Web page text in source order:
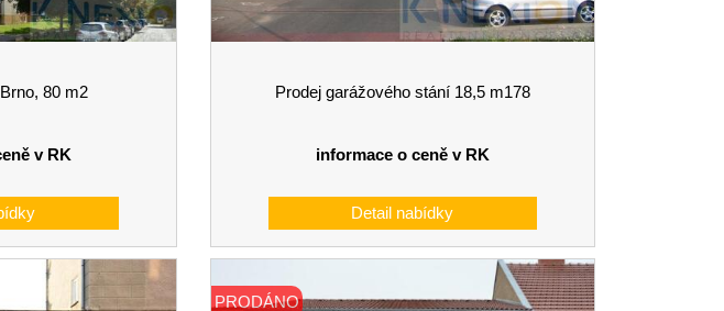
80 m2
v RK
Prodej garážového stání 18,5 m178
informace o ceně v RK
PRODÁNO